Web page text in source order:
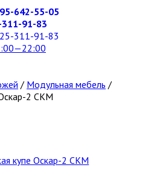
642-55-05
91-83
311-91-83
/ Модульная мебель /
2 СКМ